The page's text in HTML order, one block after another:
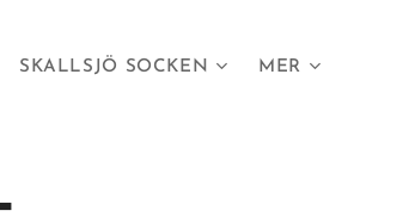
SKALLSJÖ SOCKEN MER